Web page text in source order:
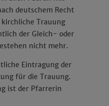
deutschem Recht
kirchliche Trauung
der Gleich- oder
nicht mehr.
Eintragung der
für die Trauung.
ist der Pfarrerin